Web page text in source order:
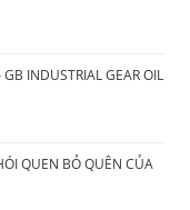
INDUSTRIAL GEAR OIL
QUEN BỎ QUÊN CỦA